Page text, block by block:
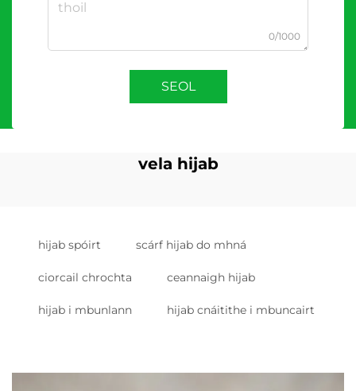
0/1000
SEOL
vela hijab
hijab spóirt scárf hijab do mhná
ciorcail chrochta ceannaigh hijab
hijab i mbunlann hijab cnáitithe i mbuncairt